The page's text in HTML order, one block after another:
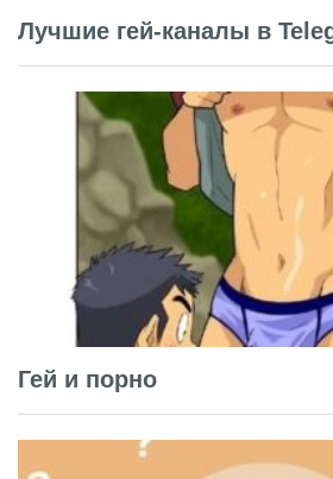
Лучшие гей-каналы в
Гей и порно